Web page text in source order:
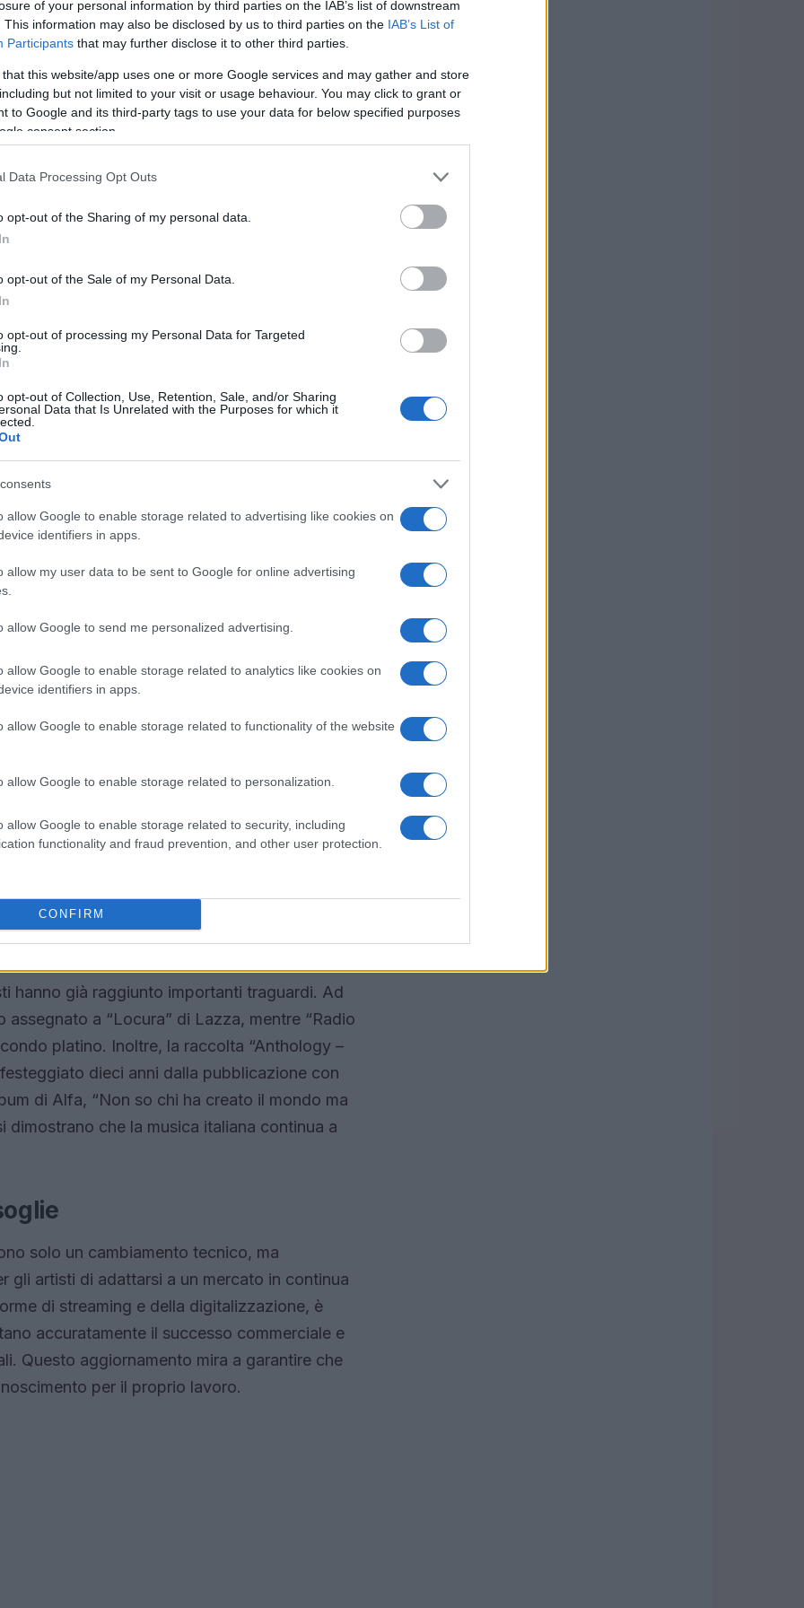
of your personal information by third parties on the IAB’s list of downstream
This information may also be disclosed by us to third parties on the IAB’s List of
Participants that may further disclose it to other third parties.
that this website/app uses one or more Google services and may gather and store
but not limited to your visit or usage behaviour. You may click to grant or
to Google and its third-party tags to use your data for below specified purposes
consent section.
Data Processing Opt Outs
opt-out of the Sharing of my personal data.
opt-out of the Sale of my Personal Data.
opt-out of processing my Personal Data for Targeted
opt-out of Collection, Use, Retention, Sale, and/or Sharing
Data that Is Unrelated with the Purposes for which it
allow Google to enable storage related to advertising like cookies on
identifiers in apps.
allow my user data to be sent to Google for online advertising
allow Google to send me personalized advertising.
allow Google to enable storage related to analytics like cookies on
identifiers in apps.
allow Google to enable storage related to functionality of the website
allow Google to enable storage related to personalization.
allow Google to enable storage related to security, including
functionality and fraud prevention, and other user protection.
CONFIRM
musicali
internazionale, e le certificazioni
ne sono una chiara testimonianza. Ogni
digitali vengono analizzati per
del 2025, le nuove soglie di
interesse tra gli appassionati e gli addetti ai
FIMI
le certificazioni sono state aggiornate.
100.000 unità vendute per ottenere il
cambiamento riflette l’evoluzione del
ha ampliato il pubblico per ogni singolo
invariate: 25.000 unità per l’oro e
hanno già raggiunto importanti traguardi. Ad
a “Locura” di Lazza, mentre “Radio
platino. Inoltre, la raccolta “Anthology –
dieci anni dalla pubblicazione con
di Alfa, “Non so chi ha creato il mondo ma
dimostrano che la musica italiana continua a
solo un cambiamento tecnico, ma
gli artisti di adattarsi a un mercato in continua
di streaming e della digitalizzazione, è
accuratamente il successo commerciale e
Questo aggiornamento mira a garantire che
per il proprio lavoro.